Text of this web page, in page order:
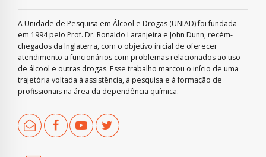
A Unidade de Pesquisa em Álcool e Drogas (UNIAD) foi fundada
em 1994 pelo Prof. Dr. Ronaldo Laranjeira e John Dunn, recém-
chegados da Inglaterra, com o objetivo inicial de oferecer
atendimento a funcionários com problemas relacionados ao uso
de álcool e outras drogas. Esse trabalho marcou o início de uma
trajetória voltada à assistência, à pesquisa e à formação de
profissionais na área da dependência química.